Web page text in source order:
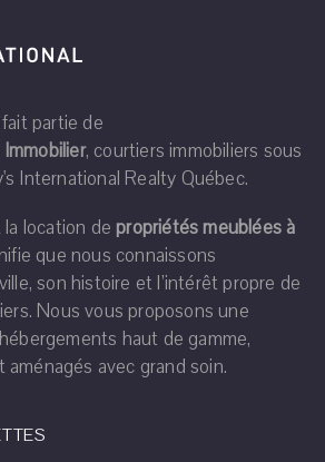
partie de
, courtiers immobiliers sous
International Realty Québec.
location de propriétés meublées à
que nous connaissons
son histoire et l’intérêt propre de
Nous vous proposons une
haut de gamme,
avec grand soin.